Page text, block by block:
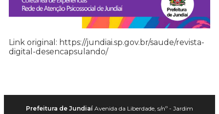
Link original: https://jundiai.sp.gov.br/saude/revista-
digital-desencapsulando/
Prefeitura de Jundiaí Avenida da Liberdade, s/nº - Jardim